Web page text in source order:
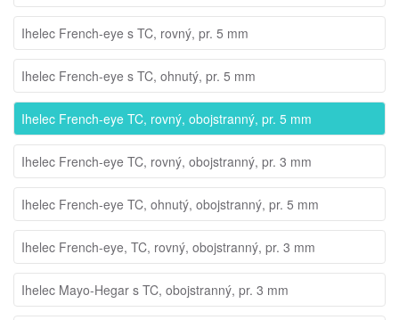
Ihelec French-eye s TC, rovný, pr. 5 mm
Ihelec French-eye s TC, ohnutý, pr. 5 mm
Ihelec French-eye TC, rovný, obojstranný, pr. 5 mm
Ihelec French-eye TC, rovný, obojstranný, pr. 3 mm
Ihelec French-eye TC, ohnutý, obojstranný, pr. 5 mm
Ihelec French-eye, TC, rovný, obojstranný, pr. 3 mm
Ihelec Mayo-Hegar s TC, obojstranný, pr. 3 mm